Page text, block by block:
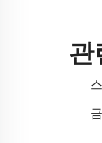
관